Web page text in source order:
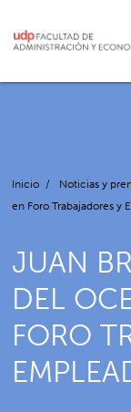
Inicio / Noticias y
en Foro Trabajadores y
JUAN
DEL
FORO